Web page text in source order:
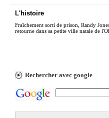
L'histoire
Fraîchement sorti de prison, Randy
retourne dans sa petite ville natale de
Rechercher avec google